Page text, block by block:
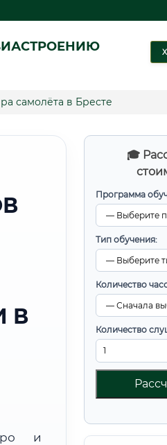
самолёта в Бресте
🎓
Программа
Тип обучения:
Количество
Количество
В
и